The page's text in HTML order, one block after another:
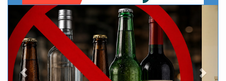
Previous Next